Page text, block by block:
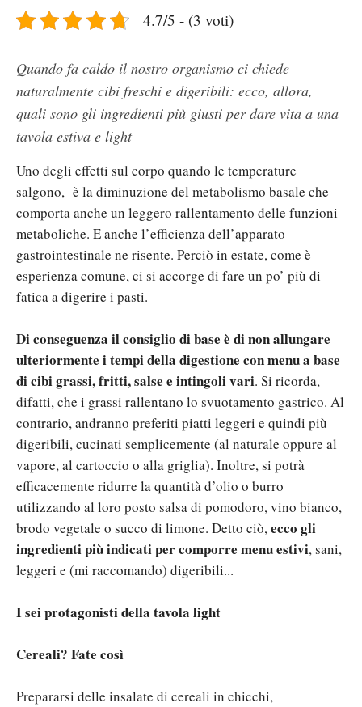
4.7/5 - (3 voti)
Quando fa caldo il nostro organismo ci chiede
naturalmente cibi freschi e digeribili: ecco, allora,
quali sono gli ingredienti più giusti per dare vita a una
tavola estiva e light
Uno degli effetti sul corpo quando le temperature
salgono, è la diminuzione del metabolismo basale che
comporta anche un leggero rallentamento delle funzioni
metaboliche. E anche l’efficienza dell’apparato
gastrointestinale ne risente. Perciò in estate, come è
esperienza comune, ci si accorge di fare un po’ più di
fatica a digerire i pasti.
Di conseguenza il consiglio di base è di non allungare
ulteriormente i tempi della digestione con menu a base
di cibi grassi, fritti, salse e intingoli vari. Si ricorda,
difatti, che i grassi rallentano lo svuotamento gastrico. Al
contrario, andranno preferiti piatti leggeri e quindi più
digeribili, cucinati semplicemente (al naturale oppure al
vapore, al cartoccio o alla griglia). Inoltre, si potrà
efficacemente ridurre la quantità d’olio o burro
utilizzando al loro posto salsa di pomodoro, vino bianco,
brodo vegetale o succo di limone. Detto ciò,ecco gli
ingredienti più indicati per comporre menu estivi, sani,
leggeri e (mi raccomando) digeribili...
I sei protagonisti della tavola light
Cereali? Fate così
Prepararsi delle insalate di cereali in chicchi,